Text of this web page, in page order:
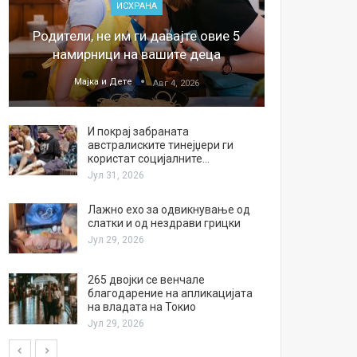
ИСХРАНА
Родители, не им ги давајте овие 5
намирници на вашите деца
Мајка и Дете Авг 4, 2026
И покрај забраната
австралиските тинејџери ги
користат социјалните…
Јул 31, 2026
Лажно ехо за одвикнување од
слатки и од нездрави грицки
Јул 29, 2026
265 двојки се венчале
благодарение на апликацијата
на владата на Токио
Јул 29, 2026